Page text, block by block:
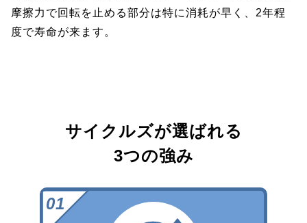
摩擦力で回転を止める部分は特に消耗が早く、2年程
度で寿命が来ます。
サイクルズが選ばれる
3つの強み